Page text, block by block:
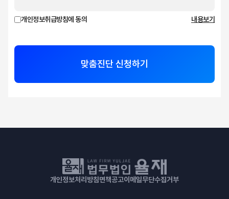
개인정보취급방침에 동의 내용보기
맞춤진단 신청하기
개인정보처리방침면책공고이메일무단수집거부